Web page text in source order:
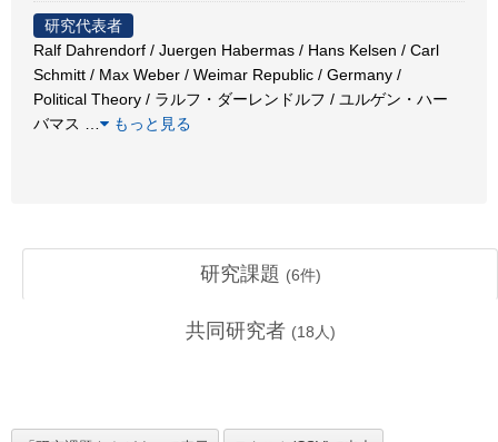
研究代表者
Ralf Dahrendorf / Juergen Habermas / Hans Kelsen / Carl
Schmitt / Max Weber / Weimar Republic / Germany /
Political Theory / ラルフ・ダーレンドルフ / ユルゲン・ハー
バマス
もっと見る
研究課題 (6件)
共同研究者 (18 人)